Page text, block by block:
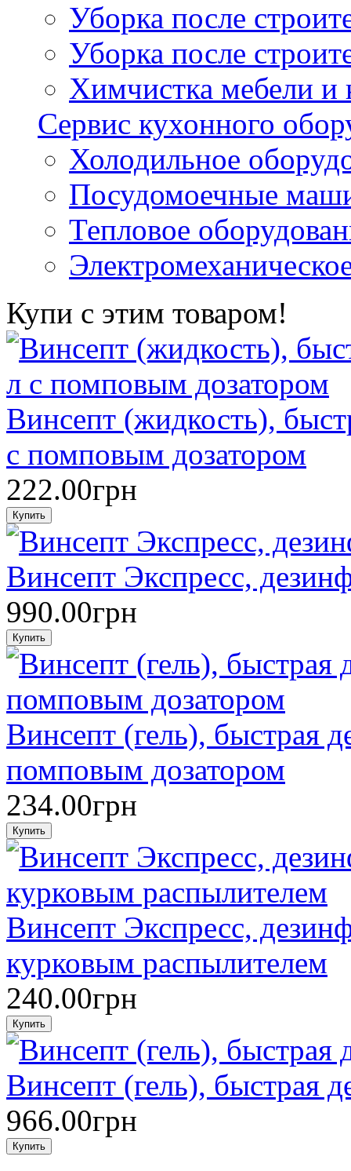
Уборка после
Уборка после
Химчистка мебели
Сервис кухонного
Холодильное
Посудомоечные
Тепловое
Купи с этим товаром!
Винсепт (жидкость),
с помповым дозатором
222.00грн
Винсепт Экспресс,
990.00грн
Винсепт (гель), быстрая
помповым дозатором
234.00грн
Винсепт Экспресс,
курковым распылителем
240.00грн
Винсепт (гель), быстрая
966.00грн